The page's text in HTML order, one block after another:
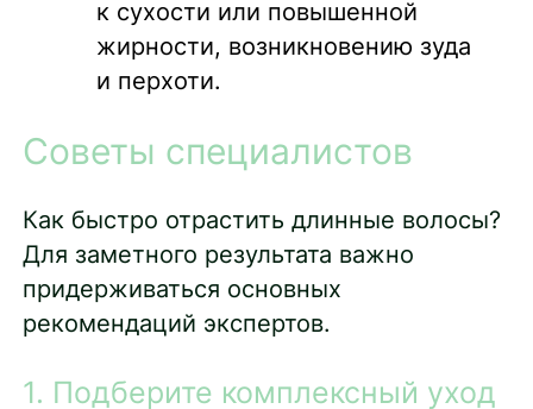
к сухости или повышенной
жирности, возникновению зуда
и перхоти.
Советы специалистов
Как быстро отрастить длинные волосы?
Для заметного результата важно
придерживаться основных
рекомендаций экспертов.
1. Подберите комплексный уход